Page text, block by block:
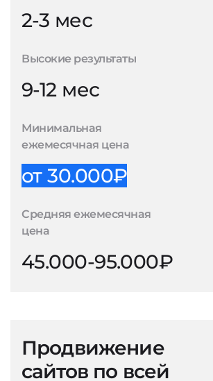
2-3 мес
Высокие результаты
9-12 мес
Минимальная
ежемесячная цена
от 30.000₽
Средняя ежемесячная
цена
45.000-95.000₽
Продвижение
сайтов по всей